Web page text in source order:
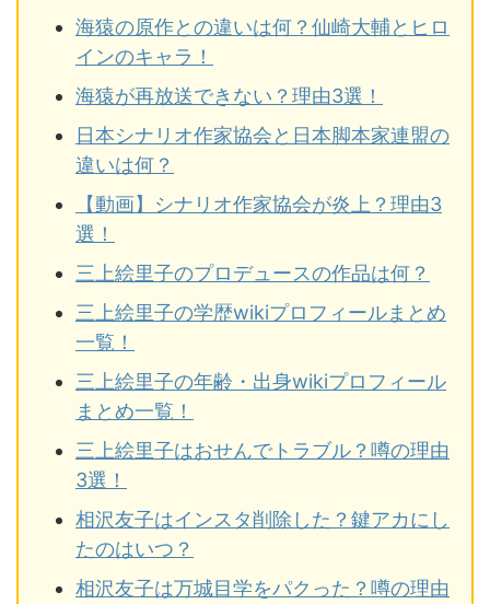
海猿の原作との違いは何？仙崎大輔とヒロ
インのキャラ！
海猿が再放送できない？理由3選！
日本シナリオ作家協会と日本脚本家連盟の
違いは何？
【動画】シナリオ作家協会が炎上？理由3
選！
三上絵里子のプロデュースの作品は何？
三上絵里子の学歴wikiプロフィールまとめ
一覧！
三上絵里子の年齢・出身wikiプロフィール
まとめ一覧！
三上絵里子はおせんでトラブル？噂の理由
3選！
相沢友子はインスタ削除した？鍵アカにし
たのはいつ？
相沢友子は万城目学をパクった？噂の理由